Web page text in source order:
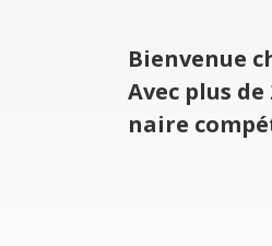
Bien­ve­nue
Avec plus
naire